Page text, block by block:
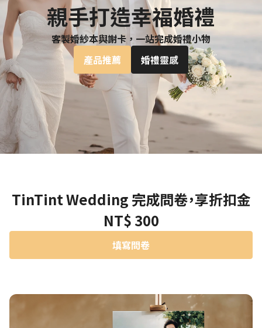
親手打造幸福婚禮
客製婚紗本與謝卡，一站完成婚禮小物
產品推薦
婚禮靈感
TinTint Wedding 完成問卷，享折扣金
NT$ 300
填寫問卷